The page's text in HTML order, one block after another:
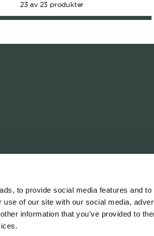
to provide social media features and to
of our site with our social media,
information that you’ve provided to
23 av 23 produkter